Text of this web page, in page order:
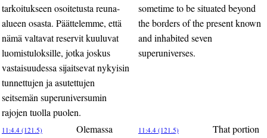
tarkoitukseen osoitetusta reuna-
alueen osasta. Päättelemme, että
nämä valtavat reservit kuuluvat
luomistuloksille, jotka joskus
vastaisuudessa sijaitsevat nykyisin
tunnettujen ja asutettujen
seitsemän superuniversumin
rajojen tuolla puolen.
sometime to be situated beyond
the borders of the present known
and inhabited seven
superuniverses.
11:4.4 (121.5)
Olemassa
11:4.4 (121.5)
That portion